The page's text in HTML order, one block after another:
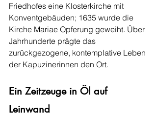
Friedhofes eine Klosterkirche mit
Konventgebäuden; 1635 wurde die
Kirche Mariae Opferung geweiht. Über
Jahrhunderte prägte das
zurückgezogene, kontemplative Leben
der Kapuzinerinnen den Ort.
Ein Zeitzeuge in Öl auf
Leinwand